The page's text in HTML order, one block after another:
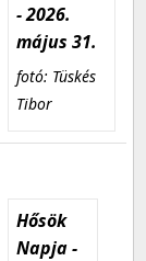
- 2026.
május 31.
fotó: Tüskés
Tibor
Hősök
Napja -